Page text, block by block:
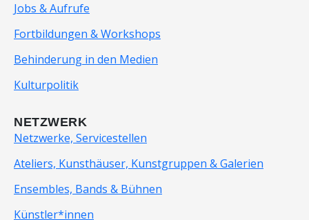
Jobs & Aufrufe
Fortbildungen & Workshops
Behinderung in den Medien
Kulturpolitik
NETZWERK
Netzwerke, Servicestellen
Ateliers, Kunsthäuser, Kunstgruppen & Galerien
Ensembles, Bands & Bühnen
Künstler*innen